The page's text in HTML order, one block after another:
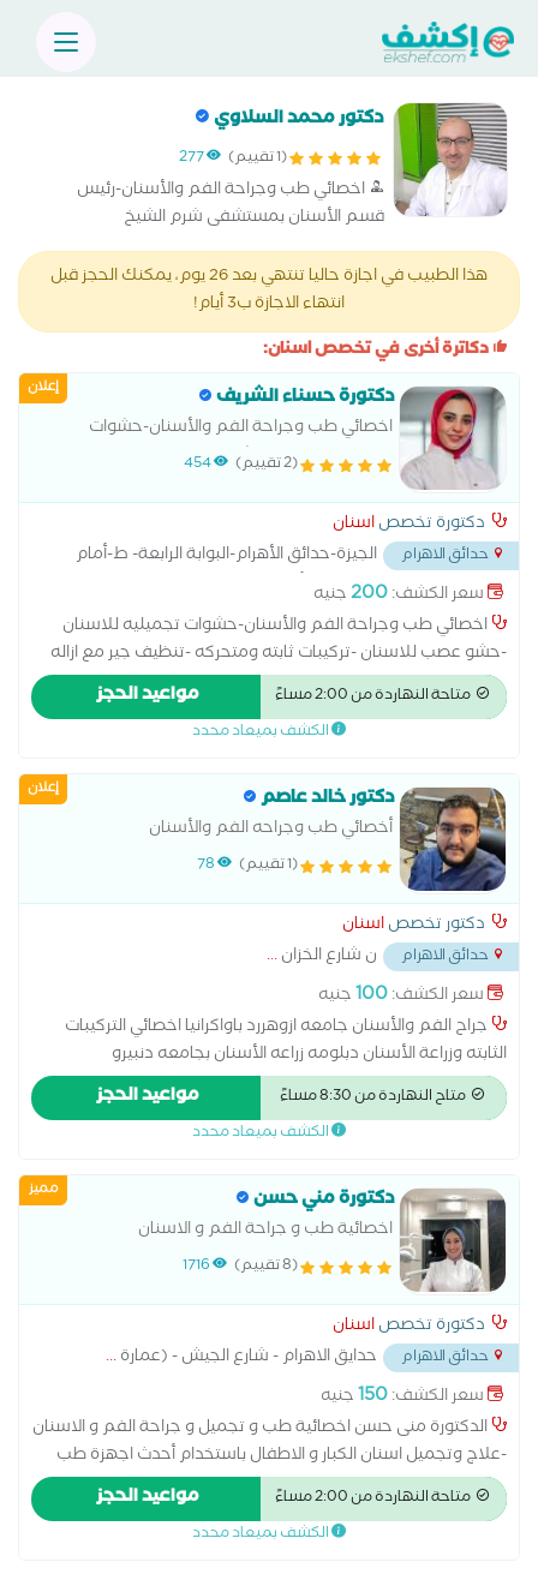
دكتور محمد السلاوي
(1 تقييم) 277
اخصائي طب وجراحة الفم والأسنان-رئيس
قسم الأسنان بمستشفى شرم الشيخ
الدولي(سابقا)- عضو الجمعيه الأمريكية لزراعة
الأسنان-عضو الجمعية المصرية لزراعة الأسنان-
خبره اكثر من 20 عام في تجميل
وتركيبات الاسنان.
هذا الطبيب في اجازة حاليا تنتهي بعد 26 يوم، يمكنك الحجز قبل
انتهاء الاجازة ب3 أيام!
دكاترة أخرى في تخصص اسنان:
إعلان دكتورة حسناء الشريف
اخصائي طب وجراحة الفم والأسنان-حشوات
تجميليه للاسنان -حشو عصب للاسنان -تركيبات
الأسنان -تبييض اسنان- قص لثه وازاله تصبغات
(2 تقييم) 454
دكتورة تخصصاسنان
حدائق الاهرام
الجيزة-حدائق الأهرام-البوابة الرابعة- ط-أمام
مسجد العوضي وبجوار مدرسة الأورمان
سعر الكشف:200جنيه
اخصائي طب وجراحة الفم والأسنان-حشوات تجميليه للاسنان
-حشو عصب للاسنان -تركيبات ثابته ومتحركه -تنظيف جير مع ازاله
تصبغات الأسنان -تبييض اسنان- قص لثه وازاله تصبغات اللثه بالليزر
الناتجه عن التدخين -حشو تجميلي وعصب للاطفال مع تركيبات
اطفال بالاضافه الي دبلومه في التعامل مع الاطفال الغير متعاونه
للاسنان وضروس العقل المدفونه- تثبيت الاسنان المخلوعه الناتجه
عن حادث ومعالجتها في خلال 24 ساعه من الحادث
متاحة النهاردة من 2:00 مساءً مواعيد الحجز
الكشف بميعاد محدد
إعلان دكتور خالد عاصم
أخصائي طب وجراحه الفم والأسنان
(1 تقييم) 78
دكتور تخصصاسنان
حدائق الاهرام ن شارع الخزان...
سعر الكشف:100جنيه
جراح الفم والأسنان جامعه ازوهررد باواكرانيا اخصائي التركيبات
الثابته وزراعة الأسنان دبلومه زراعه الأسنان بجامعه دنبيرو
متاح النهاردة من 8:30 مساءً مواعيد الحجز
الكشف بميعاد محدد
مميز دكتورة مني حسن
اخصائية طب و جراحة الفم و الاسنان
(8 تقييم) 1716
دكتورة تخصصاسنان
حدائق الاهرام حدايق الاهرام - شارع الجيش - (عمارة...
سعر الكشف:150جنيه
الدكتورة منى حسن اخصائية طب و تجميل و جراحة الفم و الاسنان
-علاج وتجميل اسنان الكبار و الاطفال باستخدام أحدث اجهزة طب
الاسنان. -تتميز الطبيبة بالمهنية العالية في التعامل مع الأطفال
داخل العيادة (Children Management)، من خلال خلق بيئة آمنة
ومريحة تساعدهم على تجاوز الخوف والقلق المرتبط بزيارة طبيب
متاحة النهاردة من 2:00 مساءً مواعيد الحجز
الكشف بميعاد محدد